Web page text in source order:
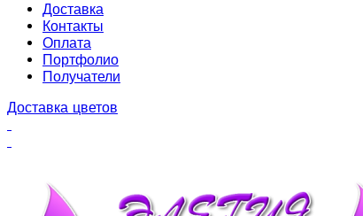
Доставка
Контакты
Оплата
Портфолио
Получатели
Доставка цветов